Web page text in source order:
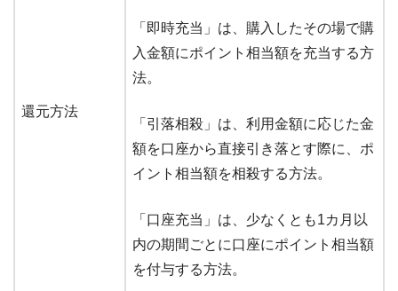
還元方法
「即時充当」は、購入したその場で購
入金額にポイント相当額を充当する方
法。
「引落相殺」は、利用金額に応じた金
額を口座から直接引き落とす際に、ポ
イント相当額を相殺する方法。
「口座充当」は、少なくとも1カ月以
内の期間ごとに口座にポイント相当額
を付与する方法。